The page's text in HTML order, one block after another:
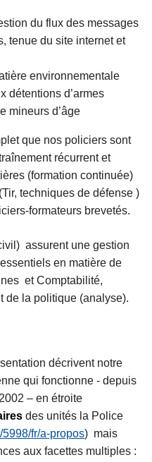
du flux des messages
tenue du site internet et
environnementale
détentions d’armes
mineurs d’âge
que nos policiers sont
récurrent et
(formation continuée)
techniques de défense )
formateurs brevetés.
assurent une gestion
en matière de
et Comptabilité,
de la politique (analyse).
décrivent notre
qui fonctionne - depuis
– en étroite
des unités la Police
fr/a-propos) mais
aux facettes multiples :